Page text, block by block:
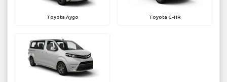
Toyota Aygo Toyota C-HR